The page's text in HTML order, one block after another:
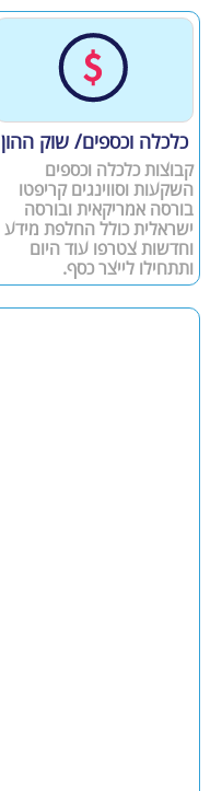
כלכלה וכספים/ שוק ההון
קבוצות כלכלה וכספים
השקעות וסווינגים קריפטו
בורסה אמריקאית ובורסה
ישראלית כולל החלפת מידע
וחדשות צטרפו עוד היום
ותתחילו לייצר כסף.